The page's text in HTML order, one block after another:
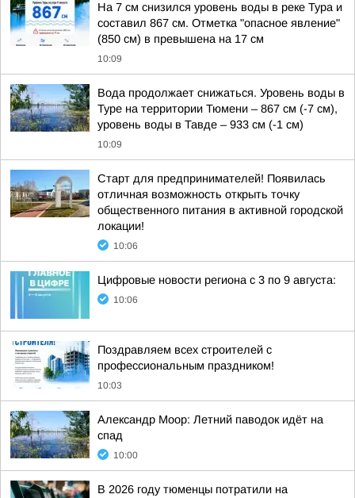
На 7 см снизился уровень воды в реке Тура и
составил 867 см. Отметка "опасное явление"
(850 см) в превышена на 17 см
10:09
Вода продолжает снижаться. Уровень воды в
Туре на территории Тюмени – 867 см (-7 см),
уровень воды в Тавде – 933 см (-1 см)
10:09
Старт для предпринимателей! Появилась
отличная возможность открыть точку
общественного питания в активной городской
локации!
10:06
Цифровые новости региона с 3 по 9 августа:
10:06
Поздравляем всех строителей с
профессиональным праздником!
10:03
Александр Моор: Летний паводок идёт на
спад
10:00
В 2026 году тюменцы потратили на